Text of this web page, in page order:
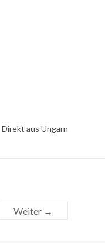
Direkt aus Ungarn
Weiter →